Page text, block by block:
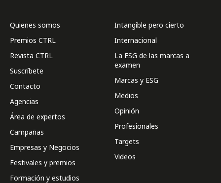
Quienes somos
Premios CTRL
Revista CTRL
Suscríbete
Contacto
Agencias
Área de expertos
Campañas
Empresas y Negocios
Festivales y premios
Formación y estudios
Intangible pero cierto
Internacional
La ESG de las marcas a
examen
Marcas y ESG
Medios
Opinión
Profesionales
Targets
Videos